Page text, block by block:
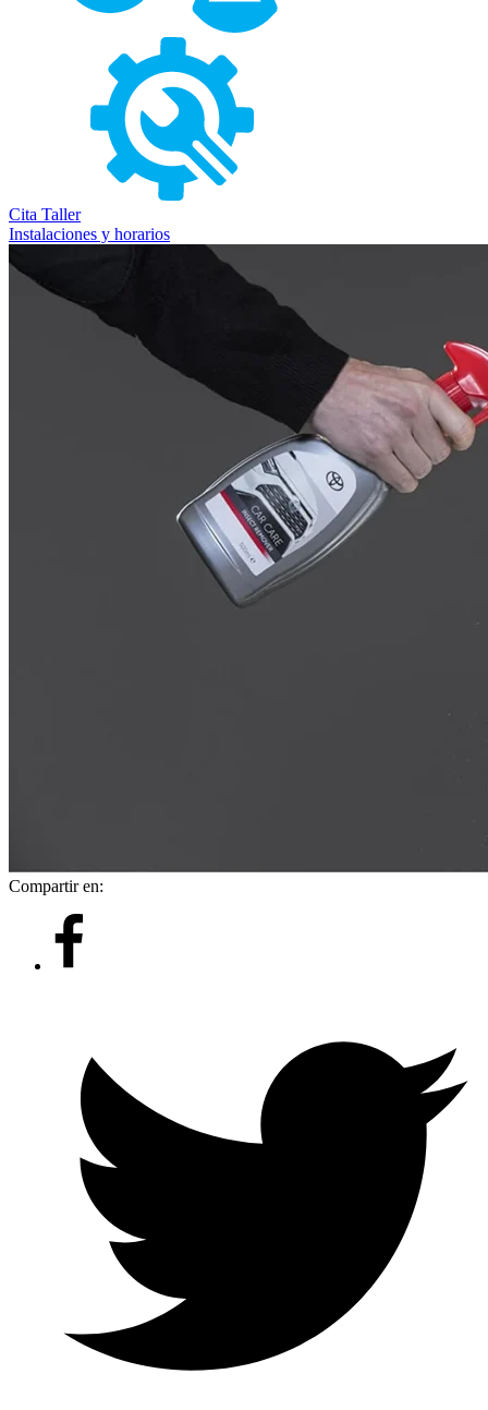
Cita Taller
Instalaciones y horarios
Compartir en: